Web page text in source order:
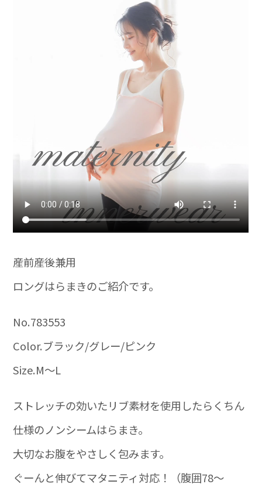
産前産後兼用
ロングはらまきのご紹介です。
No.783553
Color.ブラック/グレー/ピンク
Size.M～L
ストレッチの効いたリブ素材を使用したらくちん
仕様のノンシームはらまき。
大切なお腹をやさしく包みます。
ぐーんと伸びてマタニティ対応！（腹囲78～